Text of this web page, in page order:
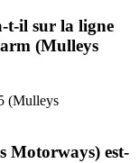
t-il sur la ligne
(Mulleys
(Mulleys
Motorways) est-